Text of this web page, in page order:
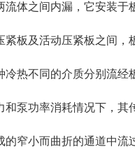
流体之间内漏，它安装
紧板及活动压紧板之间
冷热不同的介质分别流
和泵功率消耗情况下，
的窄小而曲折的通道中